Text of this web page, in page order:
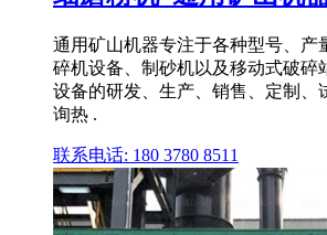
通用矿山机器专注于各种型号、产
碎机设备、制砂机以及移动式破碎
设备的研发、生产、销售、定制、
询热 .
联系电话: 180 3780 8511